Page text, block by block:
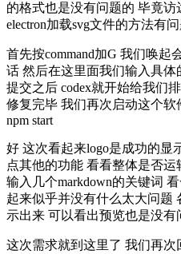
的格式也是没有问题的 毕竟
electron加载svg文件的方法有
首先按command加G 我们唤起
话 然后在这里面我们输入具体
提交之后 codex就开始给我们
修复完毕 我们再次启动这个
npm start
好 这次看起来logo是成功的显
点其他的功能 看看整体是否运
输入几个markdown的关键词
起来似乎并没有什么太大问题
示出来 可以看出预览也是没有
这次需求就到这里了 我们再次